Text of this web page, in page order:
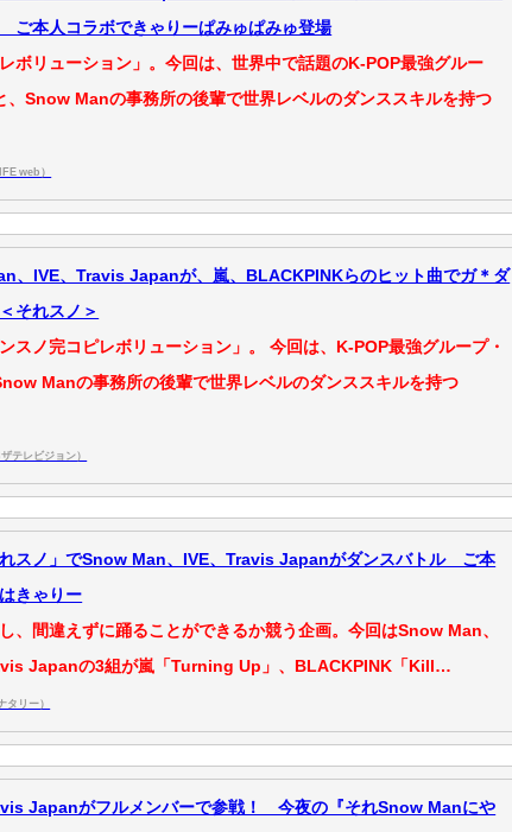
ご本人コラボできゃりーぱみゅぱみゅ登場
ボリューション」。今回は、世界中で話題のK-POP最強グルー
、Snow Manの事務所の後輩で世界レベルのダンススキルを持つ
web）
、IVE、Travis Japanが、嵐、BLACKPINKらのヒット曲でガ＊ダ
それスノ＞
スノ完コピレボリューション」。 今回は、K-POP最強グループ・
Manの事務所の後輩で世界レベルのダンススキルを持つ
テレビジョン）
スノ」でSnow Man、IVE、Travis Japanがダンスバトル ご本
きゃりー
、間違えずに踊ることができるか競う企画。今回はSnow Man、
Japanの3組が嵐「Turning Up」、BLACKPINK「Kill…
タリー）
Japanがフルメンバーで参戦！ 今夜の『それSnow Manにや